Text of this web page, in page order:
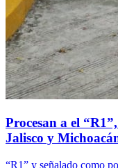
Procesan a el
Jalisco y
“R1” y señalado como